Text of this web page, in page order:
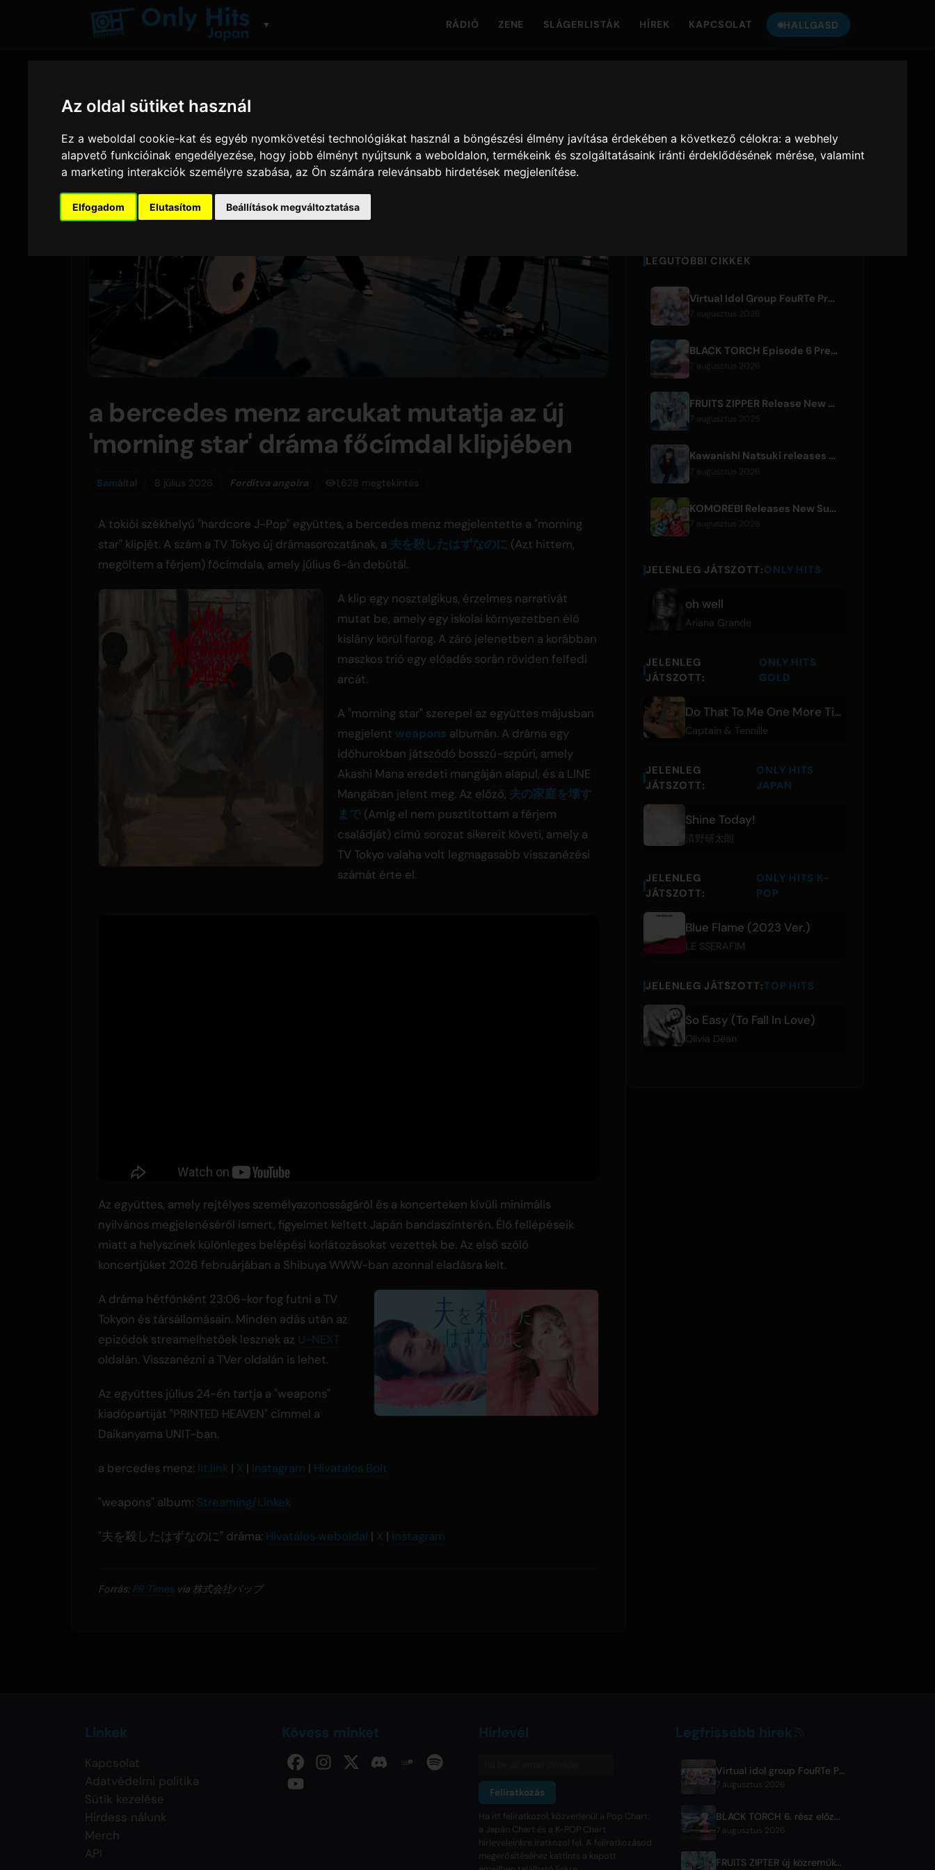
Az oldal sütiket használ
Ez a weboldal cookie-kat és egyéb nyomkövetési technológiákat használ a böngészési élmény javítása érdekében a következő célokra:a webhely
alapvető funkcióinak engedélyezése, hogy jobb élményt nyújtsunk a weboldalon,termékeink és szolgáltatásaink iránti érdeklődésének mérése, valamint
a marketing interakciók személyre szabása,az Ön számára relevánsabb hirdetések megjelenítése.
Elfogadom Elutasítom Beállítások megváltoztatása
▼ RÁDIÓ ZENE SLÁGERLISTÁK HÍREK KAPCSOLAT HALLGASD
a bercedes menz arcukat mutatja az új
'morning star' dráma főcímdal klipjében
Samáltal 8 július 2026 Fordítva angolra 1,628 megtekintés
A tokiói székhelyű "hardcore J-Pop" együttes, a bercedes menz megjelentette a "morning
star" klipjét. A szám a TV Tokyo új drámasorozatának, a 夫を殺したはずなのに (Azt hittem,
megöltem a férjem) főcímdala, amely július 6-án debütál.
A klip egy nosztalgikus, érzelmes narratívát
mutat be, amely egy iskolai környezetben élő
kislány körül forog. A záró jelenetben a korábban
maszkos trió egy előadás során röviden felfedi
arcát.
A "morning star" szerepel az együttes májusban
megjelent weapons albumán. A dráma egy
időhurokban játszódó bosszú-szpúri, amely
Akashi Mana eredeti mangáján alapul, és a LINE
Mangában jelent meg. Az előző, 夫の家庭を壊す
まで(Amíg el nem pusztítottam a férjem
családját) című sorozat sikereit követi, amely a
TV Tokyo valaha volt legmagasabb visszanézési
számát érte el.
Az együttes, amely rejtélyes személyazonosságáról és a koncerteken kívüli minimális
nyilvános megjelenéséről ismert, figyelmet keltett Japán bandaszínterén. Élő fellépéseik
miatt a helyszínek különleges belépési korlátozásokat vezettek be. Az első szóló
koncertjüket 2026 februárjában a Shibuya WWW-ban azonnal eladásra kelt.
A dráma hétfőnként 23:06-kor fog futni a TV
Tokyon és társállomásain. Minden adás után az
epizódok streamelhetőek lesznek az U-NEXT
oldalán. Visszanézni a TVer oldalán is lehet.
Az együttes július 24-én tartja a "weapons"
kiadópartiját "PRINTED HEAVEN" címmel a
Daikanyama UNIT-ban.
a bercedes menz: lit.link | X | Instagram | Hivatalos Bolt
"weapons" album: Streaming/Linkek
"夫を殺したはずなのに" dráma: Hivatalos weboldal | X | Instagram
Forrás: PR Times via 株式会社バップ
LEGUTÓBBI CIKKEK
Virtual Idol Group FouRTe Project Debuts with 'ALL IN' Album Produced by m-flo's ☆Taku Takahashi
7 augusztus 2026
BLACK TORCH Episode 6 Preview and Streaming Details
FRUITS ZIPPER Release New Collaboration Song '1,2,3,FOOOOUR'
Kawanishi Natsuki releases digital single 'Sayonara wa Ichiban Kirei na Atashi de'
KOMOREBI Releases New Summer Single 'Letsu Natsu'
7 augusztus 2026
JELENLEG JÁTSZOTT:ONLY HITS
oh well
Ariana Grande
JELENLEG
JÁTSZOTT:
ONLY HITS
GOLD
Do That To Me One More Time
Captain & Tennille
JELENLEG
JÁTSZOTT:
ONLY HITS
JAPAN
Shine Today!
清野研太朗
JELENLEG
JÁTSZOTT:
ONLY HITS K-
POP
Blue Flame (2023 Ver.)
LE SSERAFIM
JELENLEG JÁTSZOTT:TOP HITS
So Easy (To Fall In Love)
Olivia Dean
Linkek
Kapcsolat
Adatvédelmi politika
Sütik kezelése
Hirdess nálunk
Merch
API
Kövess minket Hírlevél
Feliratkozás
Ha itt feliratkozol, közvetlenül a Pop Chart,
a Japán Chart és a K-POP Chart
hírleveleinkre iratkozol fel. A feliratkozásod
megerősítéséhez kattints a kapott
Legfrissebb hírek
Virtual idol group FouRTe Project Debuts with 'ALL IN' Album Produced by m-flo's ☆Taku Takahashi
7 augusztus 2026
BLACK TORCH 6. rész előzetes és adásinformációk
7 augusztus 2026
FRUITS ZIPTER új közreműködős dalt ad ki '1,2,3,FOOOOUR' címmel